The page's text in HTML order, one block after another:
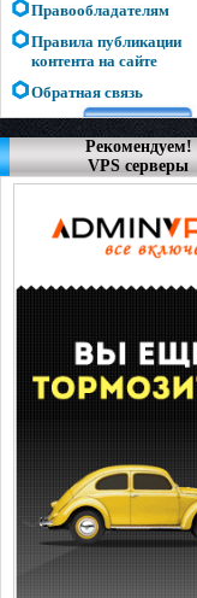
Правообладателям
Правила публикации
контента на сайте
Обратная связь
Рекомендуем!
VPS серверы